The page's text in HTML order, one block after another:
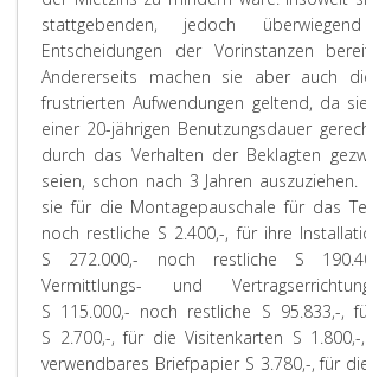
stattgebenden, jedoch
Entscheidungen der Vorinstanzen
Andererseits machen sie aber auch
frustrierten Aufwendungen geltend, da
einer 20-jährigen Benutzungsdauer
durch das Verhalten der Beklagten
seien, schon nach 3 Jahren
sie für die Montagepauschale für das
noch restliche S 2.400,-, für ihre
S 272.000,- noch restliche S
Vermittlungs- und
S 115.000,- noch restliche S 95.833,-,
S 2.700,-, für die Visitenkarten S
verwendbares Briefpapier S 3.780,-, für